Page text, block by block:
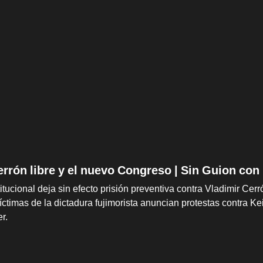
libre y el nuevo Congreso | Sin Guion con
deja sin efecto prisión preventiva contra Vladimir
de la dictadura fujimorista anuncian protestas contra